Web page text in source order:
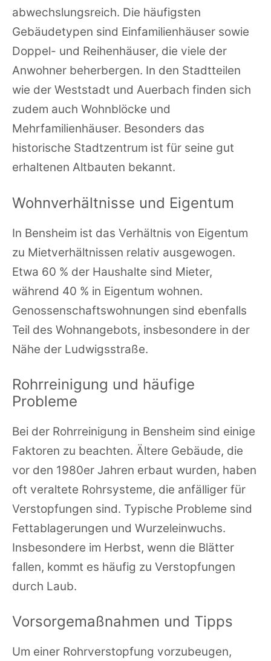
abwechslungsreich. Die häufigsten
Gebäudetypen sind Einfamilienhäuser sowie
Doppel- und Reihenhäuser, die viele der
Anwohner beherbergen. In den Stadtteilen
wie der Weststadt und Auerbach finden sich
zudem auch Wohnblöcke und
Mehrfamilienhäuser. Besonders das
historische Stadtzentrum ist für seine gut
erhaltenen Altbauten bekannt.
Wohnverhältnisse und Eigentum
In Bensheim ist das Verhältnis von Eigentum
zu Mietverhältnissen relativ ausgewogen.
Etwa 60 % der Haushalte sind Mieter,
während 40 % in Eigentum wohnen.
Genossenschaftswohnungen sind ebenfalls
Teil des Wohnangebots, insbesondere in der
Nähe der Ludwigsstraße.
Rohrreinigung und häufige
Probleme
Bei der Rohrreinigung in Bensheim sind einige
Faktoren zu beachten. Ältere Gebäude, die
vor den 1980er Jahren erbaut wurden, haben
oft veraltete Rohrsysteme, die anfälliger für
Verstopfungen sind. Typische Probleme sind
Fettablagerungen und Wurzeleinwuchs.
Insbesondere im Herbst, wenn die Blätter
fallen, kommt es häufig zu Verstopfungen
durch Laub.
Vorsorgemaßnahmen und Tipps
Um einer Rohrverstopfung vorzubeugen,